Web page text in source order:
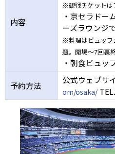
内容
※観戦チケットは
・京セラドー
ーズラウンジ
※料理はビュッフ
題。開場～7回裏
・朝食ビュッ
予約方法
公式ウェブサ
om/osaka/